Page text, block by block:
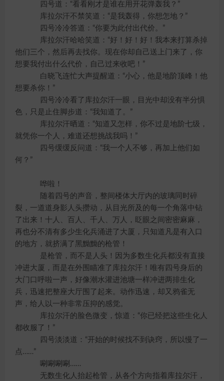
四号道：“看看刚才是谁在用开花弹轰我？”
库拉尔汗不禁笑道：“是我轰得，你想怎地？”
四号冷冷答道：“你要为此付出代价。”
库拉尔汗哈哈笑道：“好！好！好！我本来打算杀掉
他们三个，然后再去找你。现在你却自己送上门来了，你
想要我付出什么代价，自己过来收吧！”
白晓飞连忙大声提醒道：“小心，他是地阶顶峰！他
想要杀你！”
四号冷冷看了库拉尔汗一眼，目光中却没有半分惧
色，只是止住脚步道：“我知道了。”
库拉尔汗晒道：“知道又怎样，你不过是地阶七级，
就凭你一个人，难道还想挑战我吗！”
四号缓缓反问道：“我一个人不够，再加上他们如
何？”
哗啦！
随着四号的声音，整间楼体大厅内的玻璃同时碎
裂，一道道身影人头攒动，从目光所及的每一个角落中钻
了出来！十人、百人、千人、万人，眨眼之间密密麻麻，
再也分不清有多少生化兵涌进了大厦，只知道凡是有入口
的地方，就挤满了黑黝黝的枪管！
是枪管，而不是人头！因为多数生化兵都没有直接
冲进大厦，而是在外围瞄准了库拉尔汗！唯有四号身后的
大门口呼啦一声，好像潮水灌进池塘一样冲进两排生化
兵，迅速把整座大厅围了起来。动作迅速，却又鸦雀无
声，给人以一种非常压抑的感觉。
库拉尔汗的脸色微变，惊道：“你已经把这些生化人
都收服了！”
四号淡淡道：“开始的时候找不到诀窍，所以慢了一
点……”
唰唰唰唰……
无数生化人抬起枪管，从各个方向指着库拉尔汗，